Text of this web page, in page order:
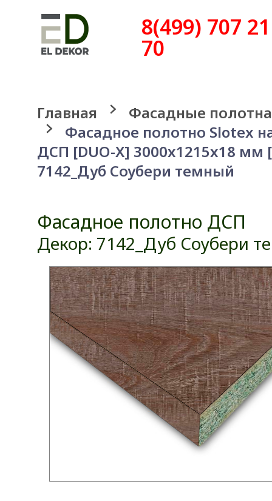
8(499) 707 21
70
Главная
Фасадные
Фасадное полотно Slotex
ДСП [DUO-X] 3000x1215x18 мм
7142_Дуб Соубери темный
Фасадное полотно ДСП
Декор: 7142_Дуб Соубери